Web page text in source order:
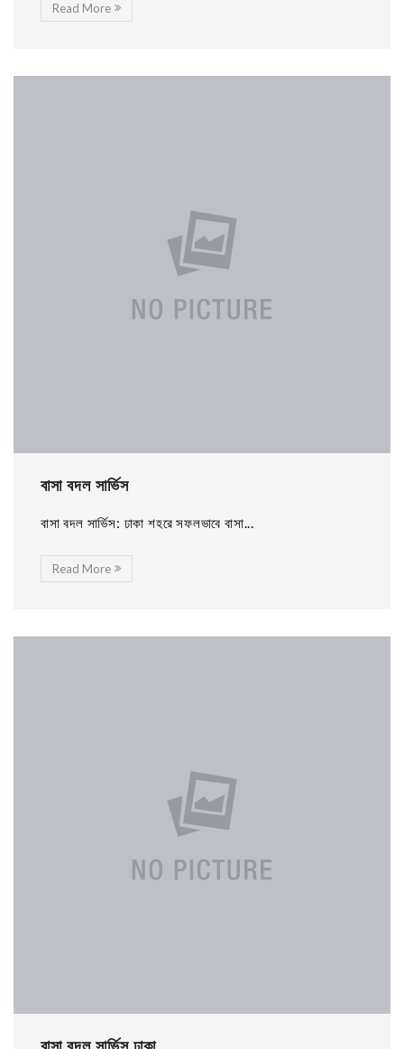
Read More
বাসা বদল সার্ভিস
বাসা বদল সার্ভিস: ঢাকা শহরে সফলভাবে বাসা...
Read More